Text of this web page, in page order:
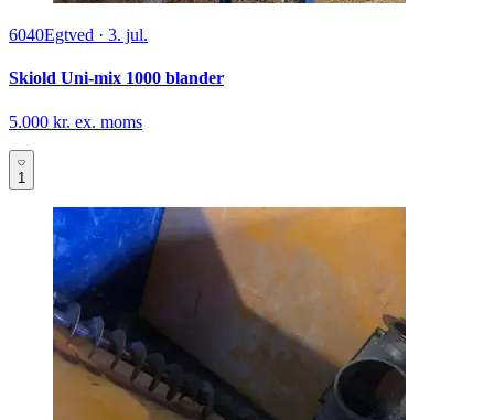
6040Egtved · 3. jul.
Skiold Uni-mix 1000 blander
5.000 kr. ex. moms
1